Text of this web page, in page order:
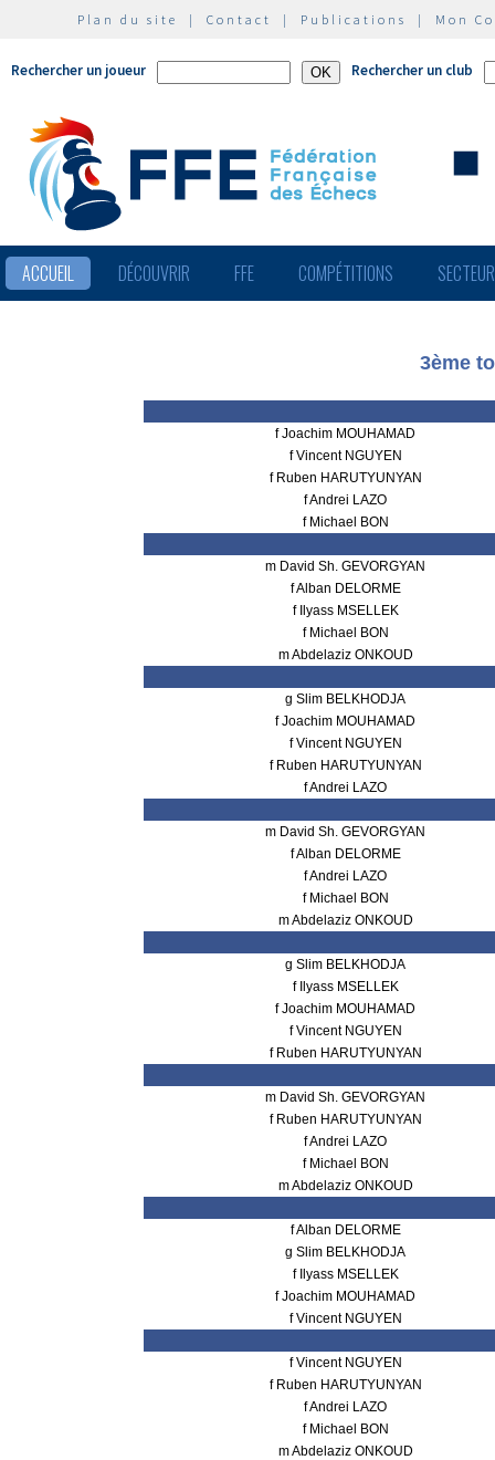
Plan du site | Contact | Publications | Mon
Rechercher un joueur Rechercher un club
ACCUEIL DÉCOUVRIR FFE COMPÉTITIONS
3ème
f Joachim MOUHAMAD
f Vincent NGUYEN
f Ruben HARUTYUNYAN
f Andrei LAZO
f Michael BON
m David Sh. GEVORGYAN
f Alban DELORME
f Ilyass MSELLEK
f Michael BON
m Abdelaziz ONKOUD
g Slim BELKHODJA
f Joachim MOUHAMAD
f Vincent NGUYEN
f Ruben HARUTYUNYAN
f Andrei LAZO
m David Sh. GEVORGYAN
f Alban DELORME
f Andrei LAZO
f Michael BON
m Abdelaziz ONKOUD
g Slim BELKHODJA
f Ilyass MSELLEK
f Joachim MOUHAMAD
f Vincent NGUYEN
f Ruben HARUTYUNYAN
m David Sh. GEVORGYAN
f Ruben HARUTYUNYAN
f Andrei LAZO
f Michael BON
m Abdelaziz ONKOUD
f Alban DELORME
g Slim BELKHODJA
f Ilyass MSELLEK
f Joachim MOUHAMAD
f Vincent NGUYEN
f Vincent NGUYEN
f Ruben HARUTYUNYAN
f Andrei LAZO
f Michael BON
m Abdelaziz ONKOUD